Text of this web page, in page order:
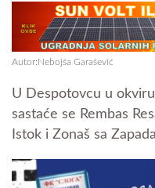
Autor:Nebojša Garašević
U Despotovcu u
sastaće se Rembas
Istok i Zonaš sa